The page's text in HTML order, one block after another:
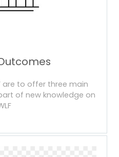
are to offer three main
of new knowledge on